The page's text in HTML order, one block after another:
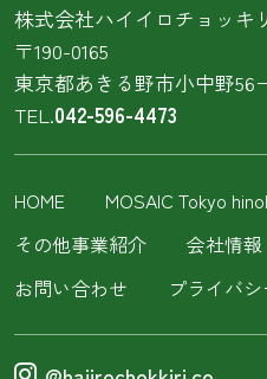
株式会社ハイイロチョッキ
〒190-0165
東京都あきる野市小中野
TEL.042-596-4473
HOME MOSAIC Tokyo
その他事業紹介
会社情報
お問い合わせ
プライバ